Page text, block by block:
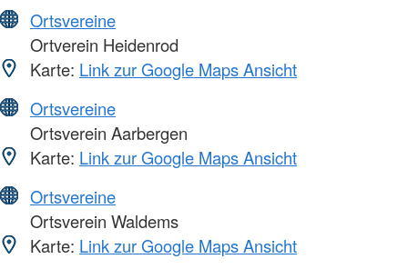
Ortsvereine
Ortverein Heidenrod
Karte: Link zur Google Maps Ansicht
Ortsvereine
Ortsverein Aarbergen
Karte: Link zur Google Maps Ansicht
Ortsvereine
Ortsverein Waldems
Karte: Link zur Google Maps Ansicht